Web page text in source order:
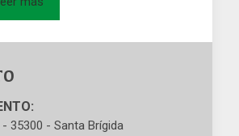
35300 - Santa Brígida